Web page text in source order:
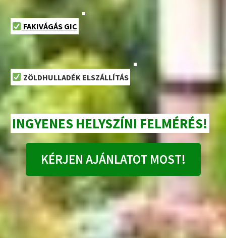
FAKIVÁGÁS GIC
ZÖLDHULLADÉK ELSZÁLLÍTÁS
INGYENES HELYSZÍNI FELMÉRÉS!
KÉRJEN AJÁNLATOT MOST!